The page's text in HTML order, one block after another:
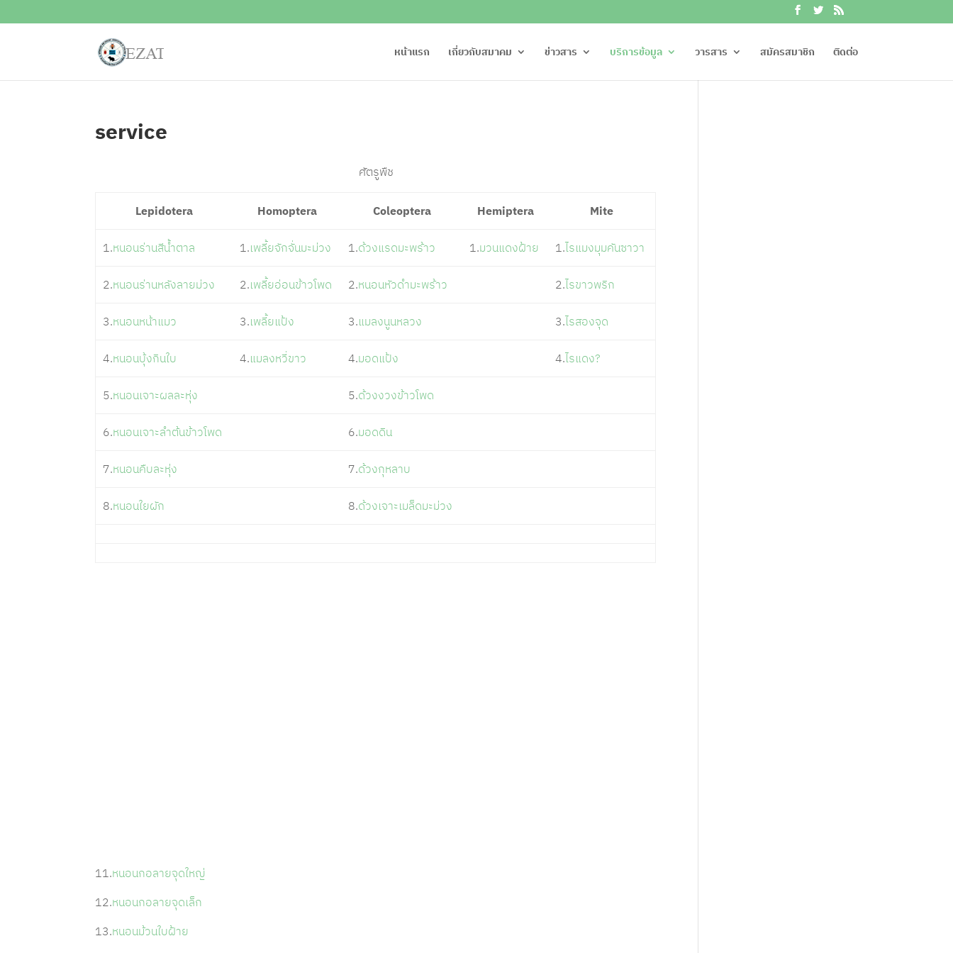
หน้าแรก เกี่ยวกับสมาคม ข่าวสาร บริการข้อมูล วารสาร สมัครสมาชิก ติดต่อ
service
ศัตรูพืช
Lepidotera Homoptera Coleoptera Hemiptera Mite
1.หนอนร่านสีน้ำตาล 1.เพลี้ยจักจั่นมะม่วง 1.ด้วงแรดมะพร้าว 1.มวนแดงฝ้าย 1.ไรแมงมุมคันซาวา
2.หนอนร่านหลังลายม่วง 2.เพลี้ยอ่อนข้าวโพด 2.หนอนหัวดำมะพร้าว 2.ไรขาวพริก
3.หนอนหน้าแมว 3.เพลี้ยแป้ง 3.แมลงนูนหลวง 3.ไรสองจุด
4.หนอนบุ้งกินใบ 4.แมลงหวี่ขาว 4.มอดแป้ง 4.ไรแดง?
5.หนอนเจาะผลละหุ่ง 5.ด้วงงวงข้าวโพด
6.หนอนเจาะลำต้นข้าวโพด 6.มอดดิน
7.หนอนคืบละหุ่ง 7.ด้วงกุหลาบ
8.หนอนใยผัก 8.ด้วงเจาะเมล็ดมะม่วง
11.หนอนกอลายจุดใหญ่
12.หนอนกอลายจุดเล็ก
13.หนอนม้วนใบฝ้าย